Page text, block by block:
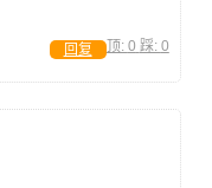
顶: 0 踩: 0
回复